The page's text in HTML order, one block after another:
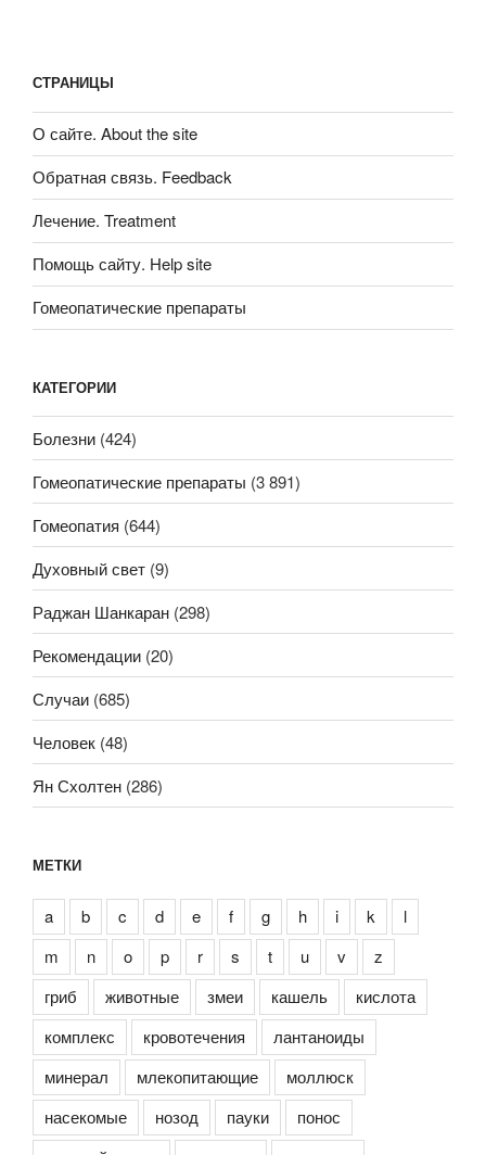
СТРАНИЦЫ
О сайте. About the site
Обратная связь. Feedback
Лечение. Treatment
Помощь сайту. Help site
Гомеопатические препараты
КАТЕГОРИИ
Болезни (424)
Гомеопатические препараты (3 891)
Гомеопатия (644)
Духовный свет (9)
Раджан Шанкаран (298)
Рекомендации (20)
Случаи (685)
Человек (48)
Ян Схолтен (286)
МЕТКИ
a b c d e f g h i k
l
m
n o p r s t u v
z
гриб
животные змеи кашель
кислота
комплекс
кровотечения
лантаноиды
минерал
млекопитающие
моллюск
насекомые
нозод пауки
понос